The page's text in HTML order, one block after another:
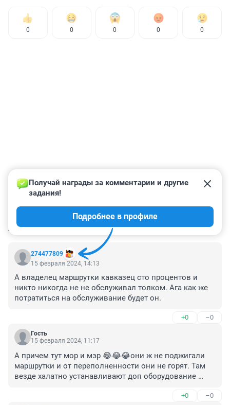
0 0 0 0 0
КОММЕНТАРИИ 68
274477809
Получай награды за комментарии и другие
задания!
Подробнее в профиле
15 февраля 2024, 14:13
А владелец маршрутки кавказец сто процентов и
никто никогда не не обслуживал толком. Ага как же
потратиться на обслуживание будет он.
+0 –0
Гость
15 февраля 2024, 11:17
А причем тут мор и мэр 😂😂😂они ж не поджигали
маршрутки и от переполненности они не горят. Там
везде халатно устанавливают доп оборудование
на стенке а водила туда куртку повесил провода
+0 –0